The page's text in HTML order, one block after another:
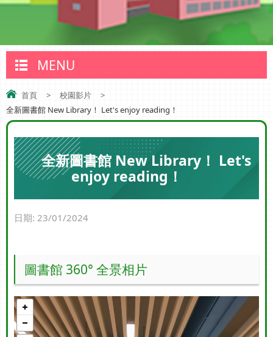
MENU
首頁 > 校園影片
>
全新圖書館 New Library！ Let's enjoy reading！
全新圖書館 New Library！ Let's
enjoy reading！
日期: 23/01/2024
圖書館 360° 全景相片